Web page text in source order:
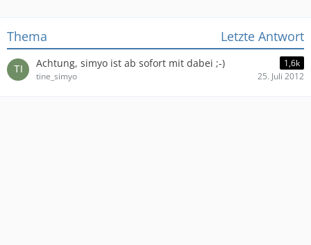
Thema Letzte Antwort
Achtung, simyo ist ab sofort mit dabei ;-)
1,6k
tine_simyo
25. Juli 2012